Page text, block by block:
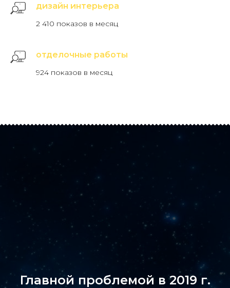
дизайн интерьера
2 410 показов в месяц
отделочные работы
924 показов в месяц
Главной проблемой в 2019 г.